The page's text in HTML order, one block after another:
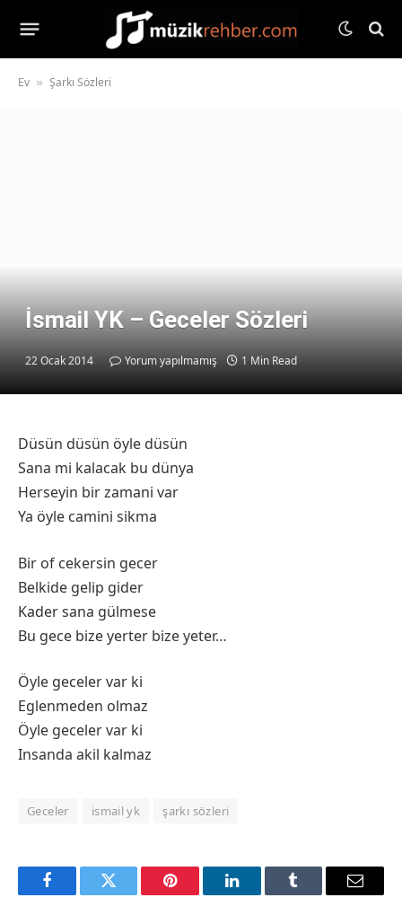
Ev » Şarkı Sözleri
İsmail YK – Geceler Sözleri
22 Ocak 2014 Yorum yapılmamış 1 Min Read
Düsün düsün öyle düsün
Sana mi kalacak bu dünya
Herseyin bir zamani var
Ya öyle camini sikma
Bir of cekersin gecer
Belkide gelip gider
Kader sana gülmese
Bu gece bize yerter bize yeter…
Öyle geceler var ki
Eglenmeden olmaz
Öyle geceler var ki
Insanda akil kalmaz
Geceler ismail yk şarkı sözleri
FacebookTwitter Pinterest LinkedInTumblr Email